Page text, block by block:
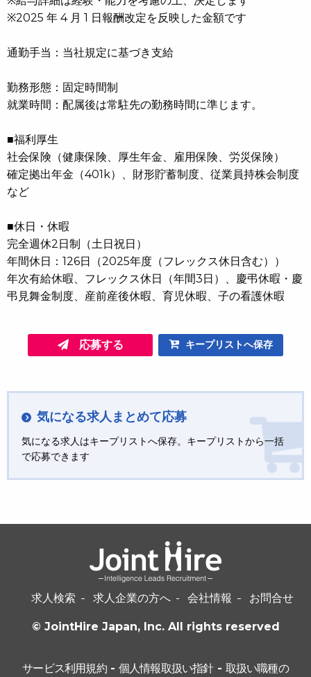
※2025 年 4 月 1 日報酬改定を反映した金額です
通勤手当：当社規定に基づき支給
勤務形態：固定時間制
就業時間：配属後は常駐先の勤務時間に準じます。
■福利厚生
社会保険（健康保険、厚生年金、雇用保険、労災保険）
確定拠出年金（401k）、財形貯蓄制度、従業員持株会制度
など
■休日・休暇
完全週休2日制（土日祝日）
年間休日：126日（2025年度（フレックス休日含む））
年次有給休暇、フレックス休日（年間3日）、慶弔休暇・慶
弔見舞金制度、産前産後休暇、育児休暇、子の看護休暇
応募する キープリストへ保存
気になる求人まとめて応募
気になる求人はキープリストへ保存。キープリストから一括
で応募できます
求人検索 求人企業の方へ 会社情報 お問合せ
© JointHire Japan, Inc. All rights reserved
サービス利用規約- 個人情報取扱い指針- 取扱い職種の